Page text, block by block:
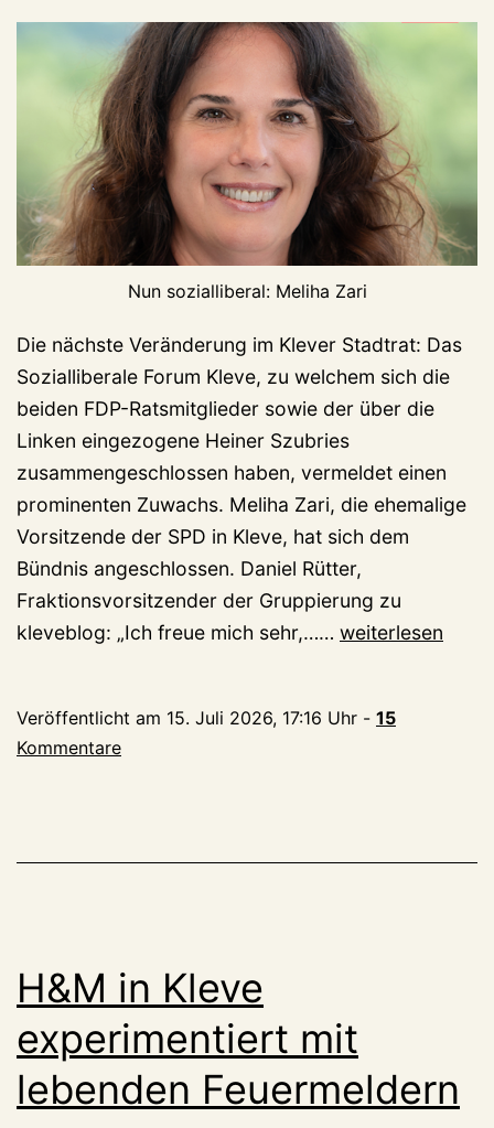
Nun sozialliberal: Meliha Zari
Die nächste Veränderung im Klever Stadtrat: Das
Sozialliberale Forum Kleve, zu welchem sich die
beiden FDP-Ratsmitglieder sowie der über die
Linken eingezogene Heiner Szubries
zusammengeschlossen haben, vermeldet einen
prominenten Zuwachs. Meliha Zari, die ehemalige
Vorsitzende der SPD in Kleve, hat sich dem
Bündnis angeschlossen. Daniel Rütter,
Fraktionsvorsitzender der Gruppierung zu
kleveblog: „Ich freue mich sehr,…… Klever
Zari
weiterlesen
Veröffentlicht am 15. Juli 2026, 17:16 Uhr - 15
Kommentare
H&M in Kleve
experimentiert mit
lebenden Feuermeldern